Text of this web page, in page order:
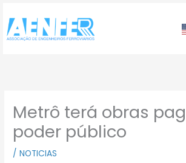
para
conteúdo
Metrô terá obras
poder público
/NOTICIAS